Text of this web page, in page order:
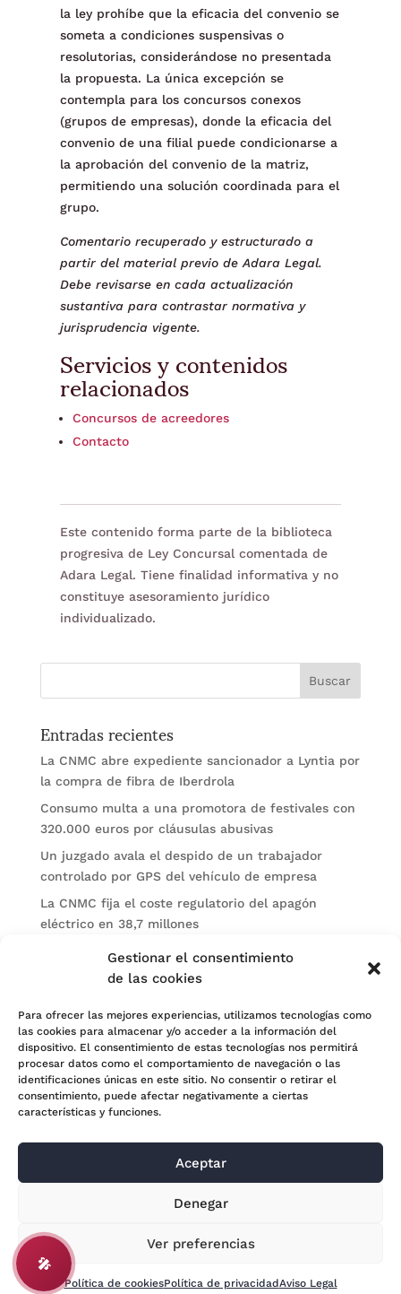
Gestionar el consentimiento
de las cookies
Para ofrecer las mejores experiencias, utilizamos tecnologías como
las cookies para almacenar y/o acceder a la información del
dispositivo. El consentimiento de estas tecnologías nos permitirá
procesar datos como el comportamiento de navegación o las
identificaciones únicas en este sitio. No consentir o retirar el
consentimiento, puede afectar negativamente a ciertas
características y funciones.
Aceptar
Denegar
Ver preferencias
Política de cookiesPolítica de privacidadAviso Legal
la ley prohíbe que la eficacia del convenio se
someta a condiciones suspensivas o
resolutorias, considerándose no presentada
la propuesta. La única excepción se
contempla para los concursos conexos
(grupos de empresas), donde la eficacia del
convenio de una filial puede condicionarse a
la aprobación del convenio de la matriz,
permitiendo una solución coordinada para el
grupo.
Comentario recuperado y estructurado a
partir del material previo de Adara Legal.
Debe revisarse en cada actualización
sustantiva para contrastar normativa y
jurisprudencia vigente.
Servicios y contenidos
relacionados
Concursos de acreedores
Contacto
Este contenido forma parte de la biblioteca
progresiva de Ley Concursal comentada de
Adara Legal. Tiene finalidad informativa y no
constituye asesoramiento jurídico
individualizado.
Entradas recientes
La CNMC abre expediente sancionador a Lyntia por
la compra de fibra de Iberdrola
Consumo multa a una promotora de festivales con
320.000 euros por cláusulas abusivas
Un juzgado avala el despido de un trabajador
controlado por GPS del vehículo de empresa
La CNMC fija el coste regulatorio del apagón
eléctrico en 38,7 millones
El BOE publica sanciones de la CNMV a Soltec y
Categorías
Actualidad
Noticias Jurídicas
Subastas
Aviso Legal
🎤